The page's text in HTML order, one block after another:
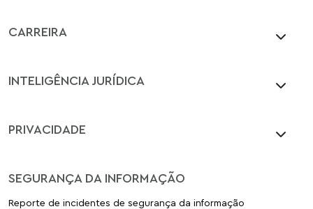
CARREIRA
INTELIGÊNCIA JURÍDICA
PRIVACIDADE
SEGURANÇA DA INFORMAÇÃO
Reporte de incidentes de segurança da informação